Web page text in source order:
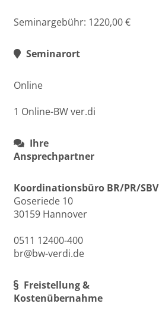
Seminargebühr: 1220,00 €
Seminarort
Online
1 Online-BW ver.di
Ihre
Ansprechpartner
Koordinationsbüro BR/PR/SBV
Goseriede 10
30159 Hannover
0511 12400-400
br@bw-verdi.de
Freistellung &
Kostenübernahme